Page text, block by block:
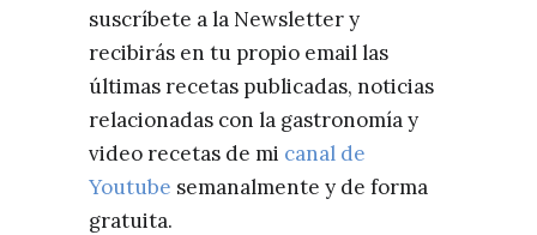
suscríbete a la Newsletter y
recibirás en tu propio email las
últimas recetas publicadas, noticias
relacionadas con la gastronomía y
video recetas de mi canal de
Youtube semanalmente y de forma
gratuita.